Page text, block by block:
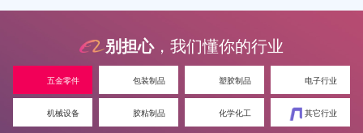
别担心，我们懂你的行业
五金零件 包装制品 塑胶制品 电子行业
机械设备 胶粘制品 化学化工 其它行业